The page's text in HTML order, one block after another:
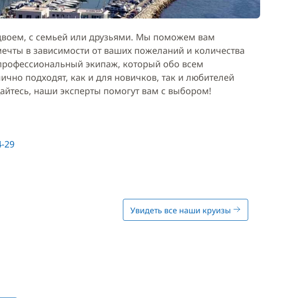
с семьей или друзьями. Мы поможем вам
в зависимости от ваших пожеланий и количества
экипаж, который обо всем
подходят, как и для новичков, так и любителей
наши эксперты помогут вам с выбором!
29
Увидеть все наши круизы